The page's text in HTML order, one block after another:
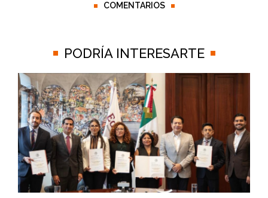
COMENTARIOS
PODRÍA INTERESARTE